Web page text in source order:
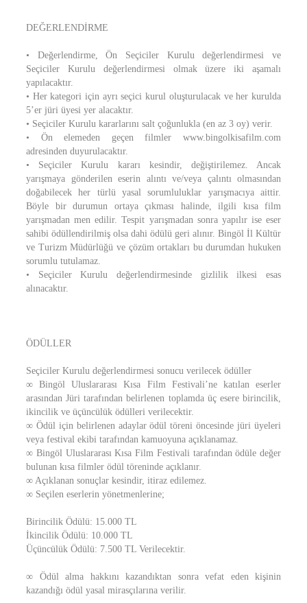
DEĞERLENDİRME
• Değerlendirme, Ön Seçiciler Kurulu değerlendirmesi ve
Seçiciler Kurulu değerlendirmesi olmak üzere iki aşamalı
yapılacaktır.
• Her kategori için ayrı seçici kurul oluşturulacak ve her kurulda
5’er jüri üyesi yer alacaktır.
• Seçiciler Kurulu kararlarını salt çoğunlukla (en az 3 oy) verir.
• Ön elemeden geçen filmler www.bingolkisafilm.com
adresinden duyurulacaktır.
• Seçiciler Kurulu kararı kesindir, değiştirilemez. Ancak
yarışmaya gönderilen eserin alıntı ve/veya çalıntı olmasından
doğabilecek her türlü yasal sorumluluklar yarışmacıya aittir.
Böyle bir durumun ortaya çıkması halinde, ilgili kısa film
yarışmadan men edilir. Tespit yarışmadan sonra yapılır ise eser
sahibi ödüllendirilmiş olsa dahi ödülü geri alınır. Bingöl İl Kültür
ve Turizm Müdürlüğü ve çözüm ortakları bu durumdan hukuken
sorumlu tutulamaz.
• Seçiciler Kurulu değerlendirmesinde gizlilik ilkesi esas
alınacaktır.
ÖDÜLLER
Seçiciler Kurulu değerlendirmesi sonucu verilecek ödüller
∞ Bingöl Uluslararası Kısa Film Festivali’ne katılan eserler
arasından Jüri tarafından belirlenen toplamda üç esere birincilik,
ikincilik ve üçüncülük ödülleri verilecektir.
∞ Ödül için belirlenen adaylar ödül töreni öncesinde jüri üyeleri
veya festival ekibi tarafından kamuoyuna açıklanamaz.
∞ Bingöl Uluslararası Kısa Film Festivali tarafından ödüle değer
bulunan kısa filmler ödül töreninde açıklanır.
∞ Açıklanan sonuçlar kesindir, itiraz edilemez.
∞ Seçilen eserlerin yönetmenlerine;
Birincilik Ödülü: 15.000 TL
İkincilik Ödülü: 10.000 TL
Üçüncülük Ödülü: 7.500 TL Verilecektir.
∞ Ödül alma hakkını kazandıktan sonra vefat eden kişinin
kazandığı ödül yasal mirasçılarına verilir.